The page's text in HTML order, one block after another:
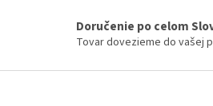
y
v
p
Doručenie po celom
Tovar dovezieme do vašej